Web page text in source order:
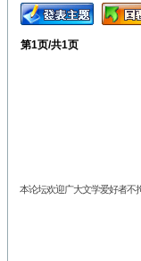
第1页/共1页
本论坛欢迎广大文学爱好者不